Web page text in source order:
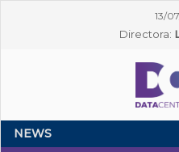
13/
Directora:
NEWS